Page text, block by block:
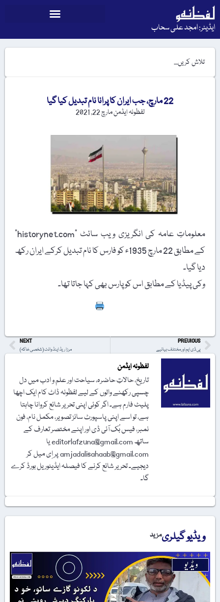
ایڈیٹر: امجد علی سحاب
22 مارچ، جب ایران کا پرانا نام تبدیل کیا گیا
لفظونہ ایڈمنمارچ 22, 2021
معلوماتِ عامہ کی انگریزی ویب سائٹ "historynet.com”
کے مطابق 22 مارچ 1935ء کو فارس کا نام تبدیل کرکے ایران رکھ
دیا گیا۔
وکی پیڈیا کے مطابق اس کو پارس بھی کہا جاتا تھا۔
PREVIOUS
پی ڈی ایم اور مختلف بیانیے
NEXT
مرزا ریڈ اینڈ وائٹ (شخصی خاکہ)
لفظونہ ایڈمن
تاریخ، حالاتِ حاضرہ، سیاحت اور علم و ادب میں دل
چسپی رکھنے والوں کے لیے لفظونہ ڈاٹ کام ایک اچھا
پلیٹ فارم ہے۔ اگر کوئی اپنی تحریر شائع کروانا چاہتا
ہے، تو اسے اپنی پاسپورٹ سائز تصویر، مکمل نام، فون
نمبر، فیس بُک آئی ڈی اور اپنے مختصر تعارف کے
ساتھ editorlafzuna@gmail.com یا
amjadalisahaab@gmail.com پر اِی میل کر
دیجیے۔ تحریر شائع کرنے کا فیصلہ ایڈیٹوریل بورڈ کرے
گا۔
ویڈیو گیلریمزید